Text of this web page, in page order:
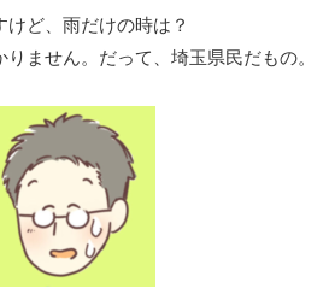
ど、雨だけの時は？
ません。だって、埼玉県民だもの。